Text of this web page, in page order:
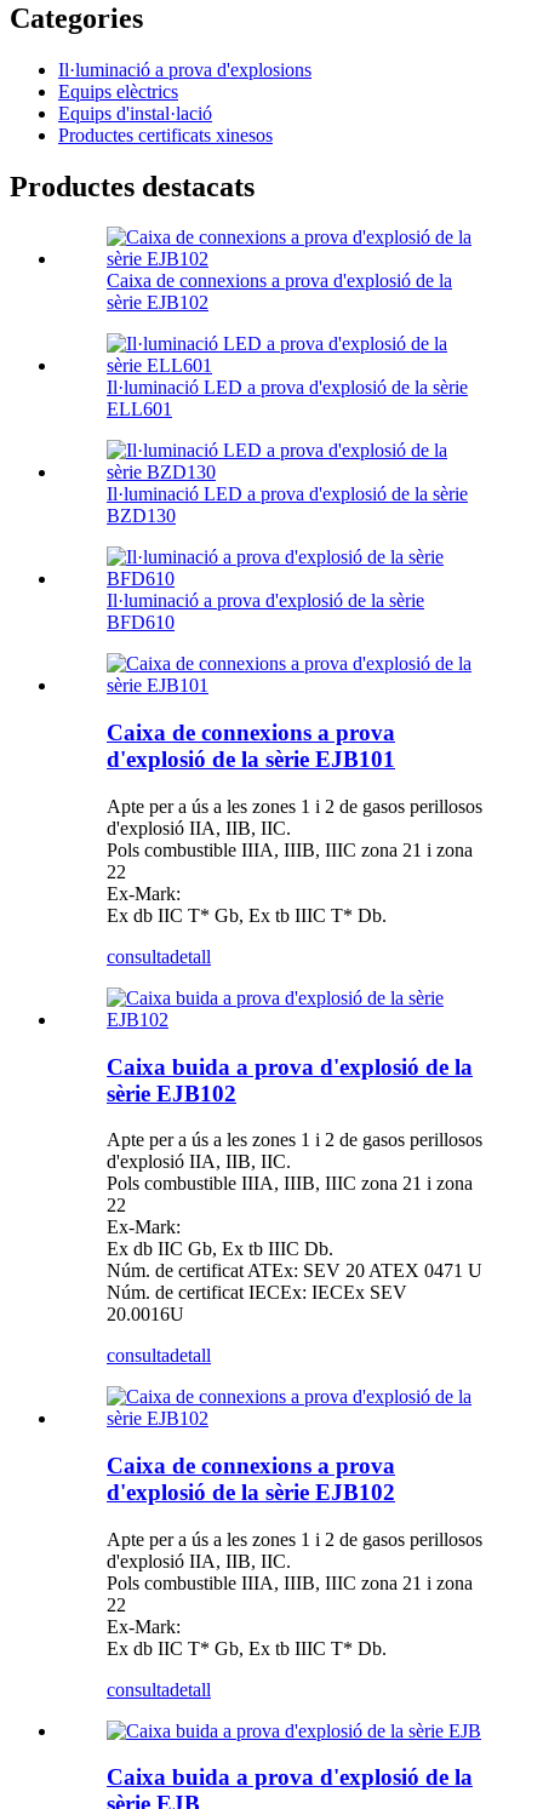
Categories
Il·luminació a prova d'explosions
Equips elèctrics
Equips d'instal·lació
Productes certificats xinesos
Productes destacats
Caixa de connexions a prova d'explosió de la
sèrie EJB102
Il·luminació LED a prova d'explosió de la sèrie
ELL601
Il·luminació LED a prova d'explosió de la sèrie
BZD130
Il·luminació a prova d'explosió de la sèrie
BFD610
Caixa de connexions a prova
d'explosió de la sèrie EJB101
Apte per a ús a les zones 1 i 2 de gasos perillosos
d'explosió IIA, IIB, IIC.
Pols combustible IIIA, IIIB, IIIC zona 21 i zona
22
Ex-Mark:
Ex db IIC T* Gb, Ex tb IIIC T* Db.
consultadetall
Caixa buida a prova d'explosió de la
sèrie EJB102
Apte per a ús a les zones 1 i 2 de gasos perillosos
d'explosió IIA, IIB, IIC.
Pols combustible IIIA, IIIB, IIIC zona 21 i zona
22
Ex-Mark:
Ex db IIC Gb, Ex tb IIIC Db.
Núm. de certificat ATEx: SEV 20 ATEX 0471 U
Núm. de certificat IECEx: IECEx SEV
20.0016U
consultadetall
Caixa de connexions a prova
d'explosió de la sèrie EJB102
Apte per a ús a les zones 1 i 2 de gasos perillosos
d'explosió IIA, IIB, IIC.
Pols combustible IIIA, IIIB, IIIC zona 21 i zona
22
Ex-Mark:
Ex db IIC T* Gb, Ex tb IIIC T* Db.
consultadetall
Caixa buida a prova d'explosió de la